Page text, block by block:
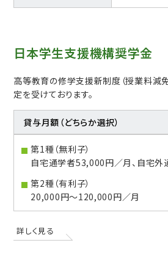
日本学生支援機構奨学金
高等教育の修学支援新制度（授業料減
定を受けております。
貸与月額 （どちらか選択）
第1種（無利子）
自宅通学者53,000円／月、自宅
第2種（有利子）
20,000円〜120,000円／月
詳しく見る